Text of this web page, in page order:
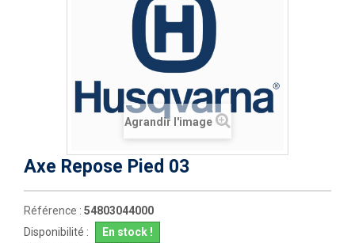
Agrandir l'image
Axe Repose Pied 03
Référence : 54803044000
Disponibilité :
En stock !